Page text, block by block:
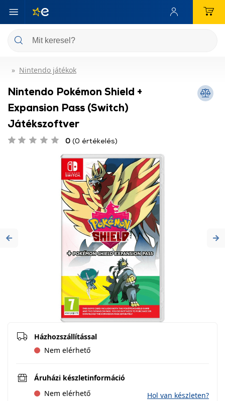
Nintendo játékok
Nintendo Pokémon Shield +
Expansion Pass (Switch)
Játékszoftver
0 (0 értékelés)
Previous
Házhozszállítással
Nem elérhető
Áruházi készletinformáció
Nem elérhető
Hol van készleten?